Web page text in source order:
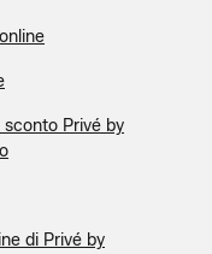
sconto Privé by
di Privé by